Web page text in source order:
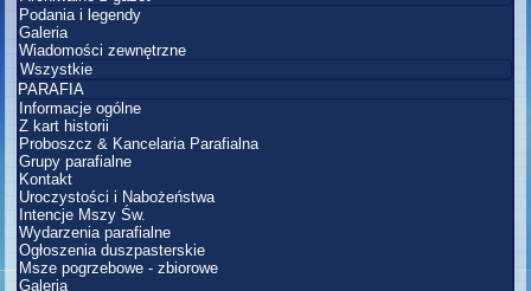
Podania i legendy
Galeria
Wiadomości zewnętrzne
Wszystkie
PARAFIA
Informacje ogólne
Z kart historii
Proboszcz & Kancelaria Parafialna
Grupy parafialne
Kontakt
Uroczystości i Nabożeństwa
Intencje Mszy Św.
Wydarzenia parafialne
Ogłoszenia duszpasterskie
Msze pogrzebowe - zbiorowe
Galeria